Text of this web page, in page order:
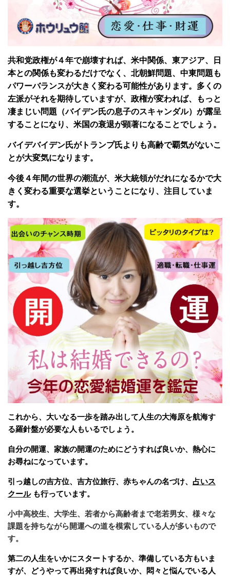
共和党政権が４年で崩壊すれば、米中関係、東アジア、日
本との関係も変わるだけでなく、北朝鮮問題、中東問題も
パワーバランスが大きく変わる可能性があります。多くの
左派がそれを期待していますが、政権が変われば、もっと
凄まじい問題（バイデン氏の息子のスキャンダル）が露呈
することになり、米国の衰退が顕著になることでしょう。
バイデバイデン氏がトランプ氏よりも高齢で覇気がないこ
とが大変気になります。
今後４年間の世界の潮流が、米大統領がだれになるかで大
きく変わる重要な選挙ということになり、注目していま
す。
これから、大いなる一歩を踏み出して人生の大海原を航海す
る羅針盤が必要な人もいるでしょう。
自分の開運、家族の開運のためにどうすれば良いか、熱心に
お尋ねになっています。
引っ越しの吉方位、吉方位旅行、赤ちゃんの名づけ、 占いス
クールも行っています。
小中高校生、大学生、若者から高齢者まで老若男女、様々な
課題を持ちながら開運への道を模索している人が多いもので
す。
第二の人生をいかにスタートするか、準備している方もいま
すが、どうやって再出発すれば良いか、悶々と悩んでいる人